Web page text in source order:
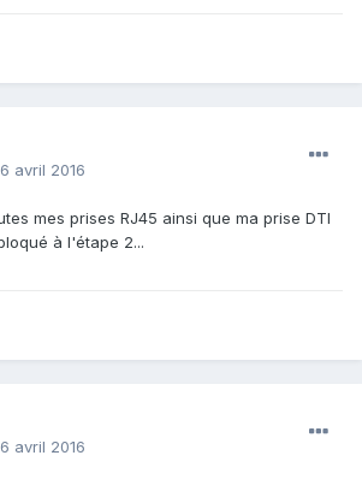
avril 2016
mes prises RJ45 ainsi que ma prise DTI
à l'étape 2...
avril 2016